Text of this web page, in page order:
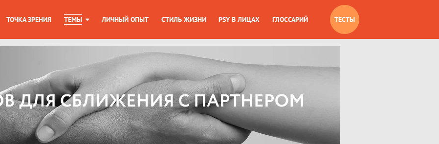
ТОЧКА ЗРЕНИЯ ТЕМЫ ЛИЧНЫЙ ОПЫТ СТИЛЬ ЖИЗНИ PSY В ЛИЦАХ ГЛОССАРИЙ ТЕСТЫ